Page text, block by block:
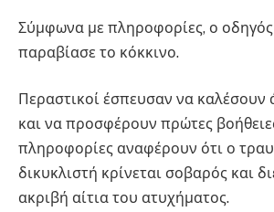
Σύμφωνα με πληροφορίες, ο
παραβίασε το κόκκινο.
Περαστικοί έσπευσαν να καλέσουν
και να προσφέρουν πρώτες
πληροφορίες αναφέρουν ότι ο
δικυκλιστή κρίνεται σοβαρός και
ακριβή αίτια του ατυχήματος.